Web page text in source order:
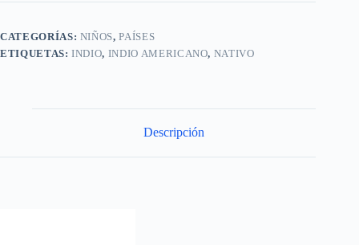
CATEGORÍAS: NIÑOS,PAÍSES
ETIQUETAS:INDIO, INDIO AMERICANO, NATIVO
Descripción